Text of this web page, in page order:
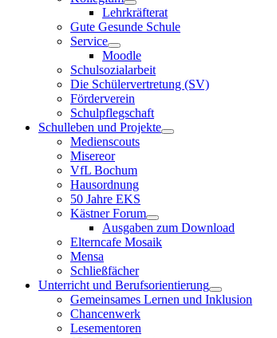
Lehrkräfterat
Gute Gesunde Schule
Service
Moodle
Schulsozialarbeit
Die Schülervertretung (SV)
Förderverein
Schulpflegschaft
Schulleben und Projekte
Medienscouts
Misereor
VfL Bochum
Hausordnung
50 Jahre EKS
Kästner Forum
Ausgaben zum Download
Elterncafe Mosaik
Mensa
Schließfächer
Unterricht und Berufsorientierung
Gemeinsames Lernen und Inklusion
Chancenwerk
Lesementoren